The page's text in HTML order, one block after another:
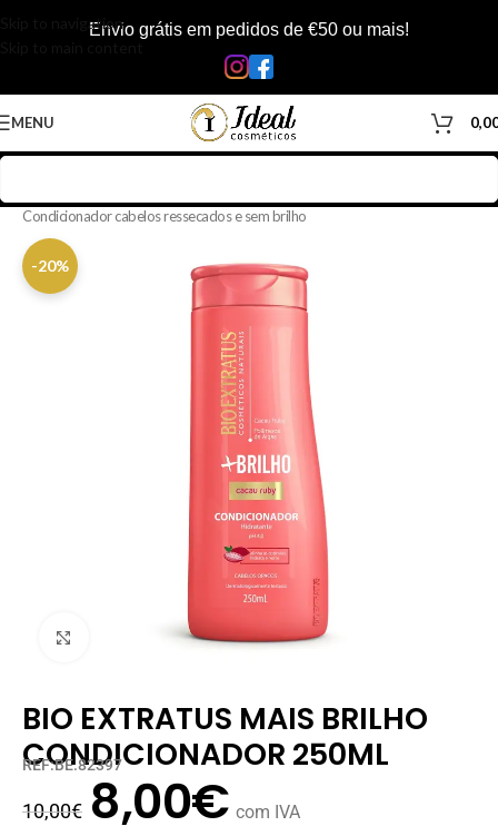
Skip to navigationEnvio grátis em pedidos de €50 ou mais!
MENU
Condicionador cabelos ressecados e sem brilho
-20%
Clique para ampliar
BIO EXTRATUS MAIS BRILHO
CONDICIONADOR 250ML
REF:BE.82397
10,00€ 8,00€ com IVA